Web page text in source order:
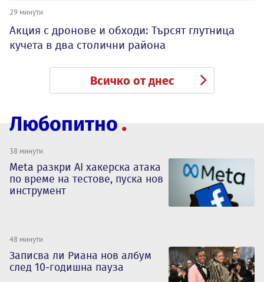
29 минути
Акция с дронове и обходи: Търсят глутница
кучета в два столични района
Всичко от днес
Любопитно
38 минути
Meta разкри AI хакерска атака
по време на тестове, пуска нов
инструмент
48 минути
Записва ли Риана нов албум
след 10-годишна пауза